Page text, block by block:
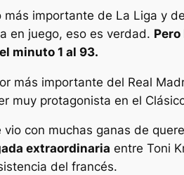
importante de La Liga y
en juego, eso es verdad.
minuto 1 al 93.
más importante del Real
muy protagonista en el
con muchas ganas de
extraordinaria entre Toni
del francés.